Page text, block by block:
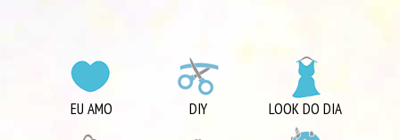
CATEGORIAS
COMPRINHASEU AMO DIY LOOK DO DIA